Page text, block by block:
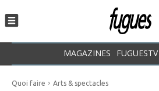
MAGAZINES FUGUESTV
Quoi faire Arts & spectacles